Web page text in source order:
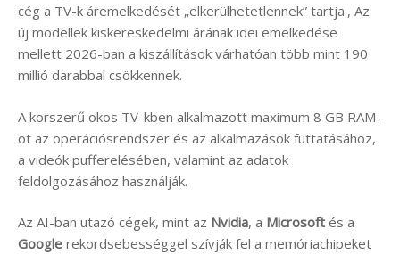
cég a TV-k áremelkedését „elkerülhetetlennek” tartja., Az
új modellek kiskereskedelmi árának idei emelkedése
mellett 2026-ban a kiszállítások várhatóan több mint 190
millió darabbal csökkennek.
A korszerű okos TV-kben alkalmazott maximum 8 GB RAM-
ot az operációsrendszer és az alkalmazások futtatásához,
a videók pufferelésében, valamint az adatok
feldolgozásához használják.
Az AI-ban utazó cégek, mint az Nvidia, a Microsoft és a
Google rekordsebességgel szívják fel a memóriachipeket